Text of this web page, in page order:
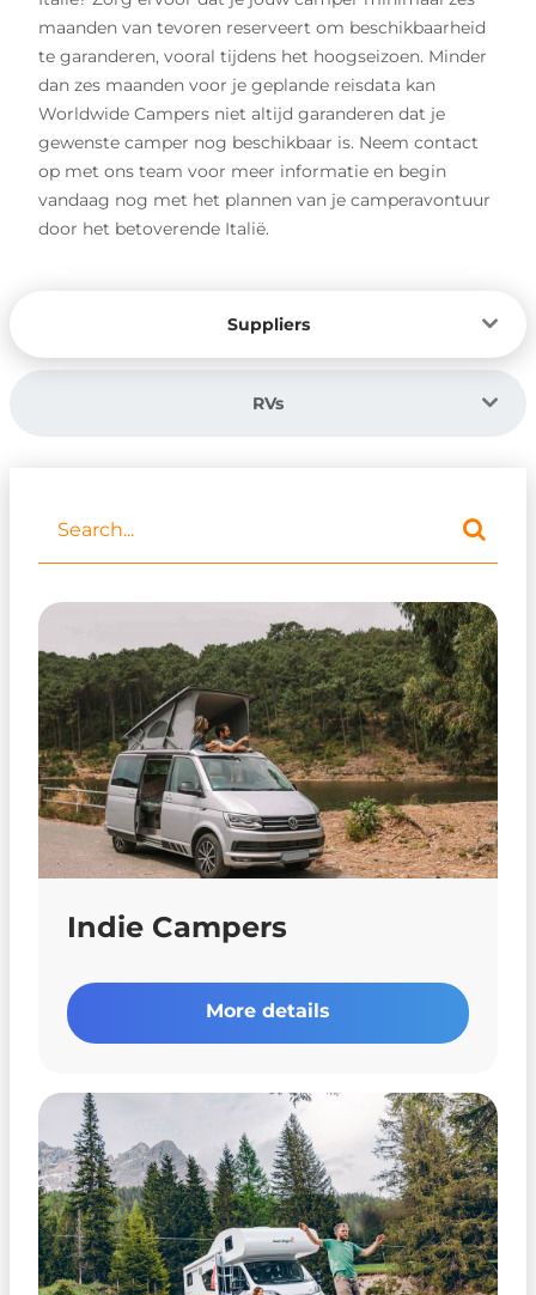
maanden van tevoren reserveert om beschikbaarheid
te garanderen, vooral tijdens het hoogseizoen. Minder
dan zes maanden voor je geplande reisdata kan
Worldwide Campers niet altijd garanderen dat je
gewenste camper nog beschikbaar is. Neem contact
op met ons team voor meer informatie en begin
vandaag nog met het plannen van je camperavontuur
door het betoverende Italië.
Suppliers
RVs
Indie Campers
More details